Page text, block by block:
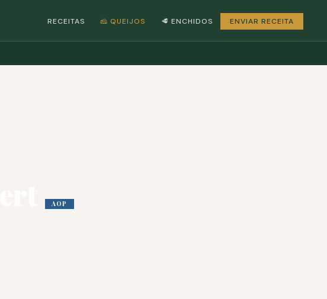
RECEITAS 🧀 QUEIJOS 🥩 ENCHIDOS ENVIAR RECEITA
AOP